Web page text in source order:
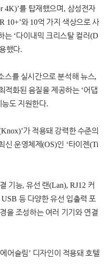
4K)’를 탑재했으며 , 삼성전자
10+’와 10억 가지 색상으로 사
는 ‘다이내믹 크리스탈 컬러(D
했다.
스를 실시간으로 분석해 뉴스,
적화된 음질을 제공하는 ‘어댑
능도 지원한다.
가 적용돼 강력한 수준의
신 운영체제(OS)인 ‘타이젠(Ti
기능,유선 랜(Lan), RJ12 커
등 다양한 유선 입출력 포
을 조성하는 여러 기기와 연결
에어슬림’ 디자인이 적용돼 호텔